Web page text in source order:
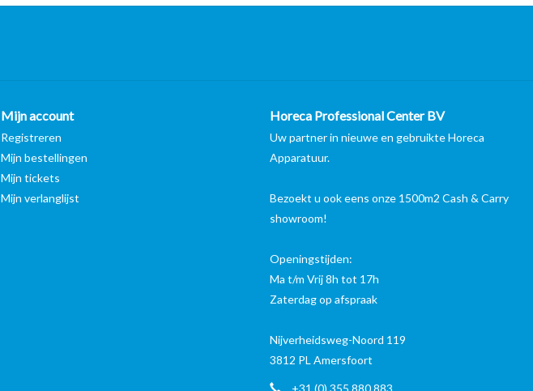
Mijn account
Registreren
Mijn bestellingen
Mijn tickets
Mijn verlanglijst
Horeca Professional Center BV
Uw partner in nieuwe en gebruikte Horeca
Apparatuur.
Bezoekt u ook eens onze 1500m2 Cash & Carry
showroom!
Openingstijden:
Ma t/m Vrij 8h tot 17h
Zaterdag op afspraak
Nijverheidsweg-Noord 119
3812 PL Amersfoort